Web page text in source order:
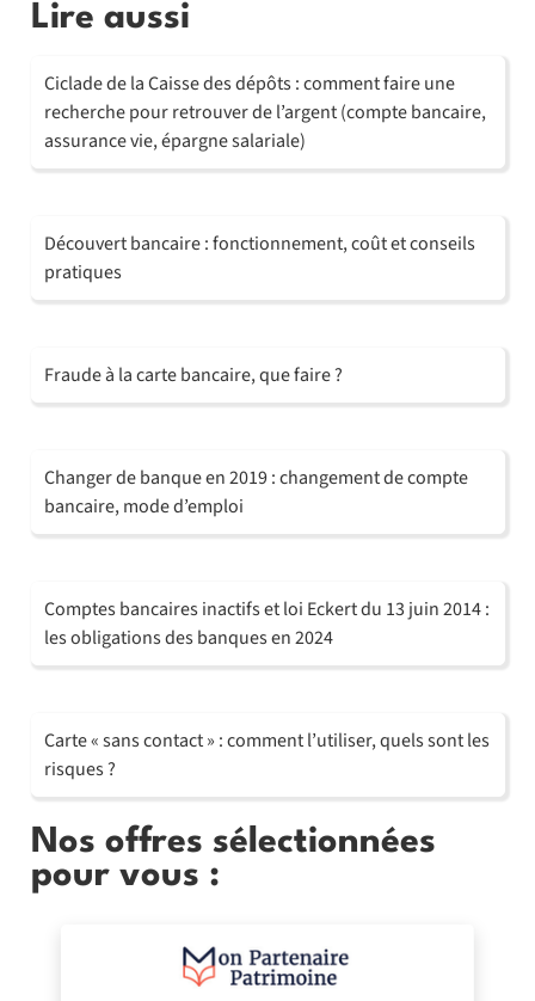
Lire aussi
Ciclade de la Caisse des dépôts : comment faire une
recherche pour retrouver de l’argent (compte bancaire,
assurance vie, épargne salariale)
Découvert bancaire : fonctionnement, coût et conseils
pratiques
Fraude à la carte bancaire, que faire ?
Changer de banque en 2019 : changement de compte
bancaire, mode d’emploi
Comptes bancaires inactifs et loi Eckert du 13 juin 2014 :
les obligations des banques en 2024
Carte « sans contact » : comment l’utiliser, quels sont les
risques ?
Nos offres sélectionnées
pour vous :